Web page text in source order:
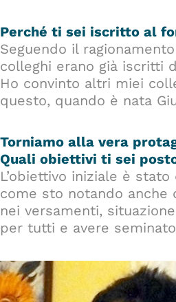
Perché ti sei iscritto al
Seguendo il
colleghi erano già iscritti
Ho convinto altri miei
questo, quando è nata
Torniamo alla vera
Quali obiettivi ti sei
L’obiettivo iniziale è
come sto notando anche
nei versamenti,
per tutti e avere